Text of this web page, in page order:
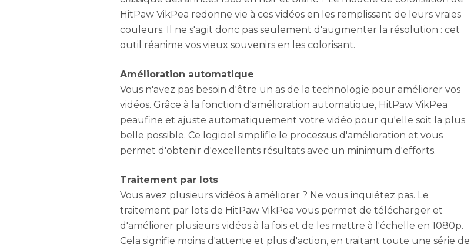
HitPaw VikPea redonne vie à ces vidéos en les remplissant de leurs vraies
couleurs. Il ne s'agit donc pas seulement d'augmenter la résolution : cet
outil réanime vos vieux souvenirs en les colorisant.
Amélioration automatique
Vous n'avez pas besoin d'être un as de la technologie pour améliorer vos
vidéos. Grâce à la fonction d'amélioration automatique, HitPaw VikPea
peaufine et ajuste automatiquement votre vidéo pour qu'elle soit la plus
belle possible. Ce logiciel simplifie le processus d'amélioration et vous
permet d'obtenir d'excellents résultats avec un minimum d'efforts.
Traitement par lots
Vous avez plusieurs vidéos à améliorer ? Ne vous inquiétez pas. Le
traitement par lots de HitPaw VikPea vous permet de télécharger et
d'améliorer plusieurs vidéos à la fois et de les mettre à l'échelle en 1080p.
Cela signifie moins d'attente et plus d'action, en traitant toute une série de